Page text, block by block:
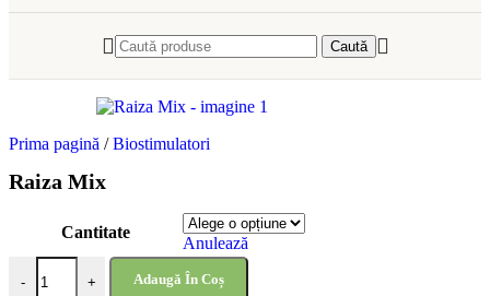
Caută
Prima pagină / Biostimulatori
Raiza Mix
Cantitate
Anulează
-
Cantitate Raiza Mix
+ Adaugă În Coș